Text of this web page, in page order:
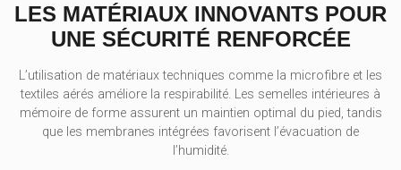
LES MATÉRIAUX INNOVANTS POUR
UNE SÉCURITÉ RENFORCÉE
L’utilisation de matériaux techniques comme la microfibre et les
textiles aérés améliore la respirabilité. Les semelles intérieures à
mémoire de forme assurent un maintien optimal du pied, tandis
que les membranes intégrées favorisent l’évacuation de
l’humidité.